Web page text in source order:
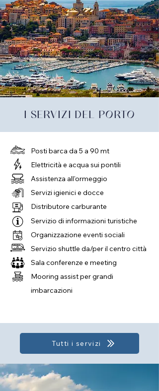
I SERVIZI DEL PORTO
Posti barca da 5 a 90 mt
Elettricità e acqua sui pontili
Assistenza all'ormeggio
Servizi igienici e docce
Distributore carburante
Servizio di informazioni turistiche
Organizzazione eventi sociali
Servizio shuttle da/per il centro città
Sala conferenze e meeting
Mooring assist per grandi
imbarcazioni
Tutti i servizi